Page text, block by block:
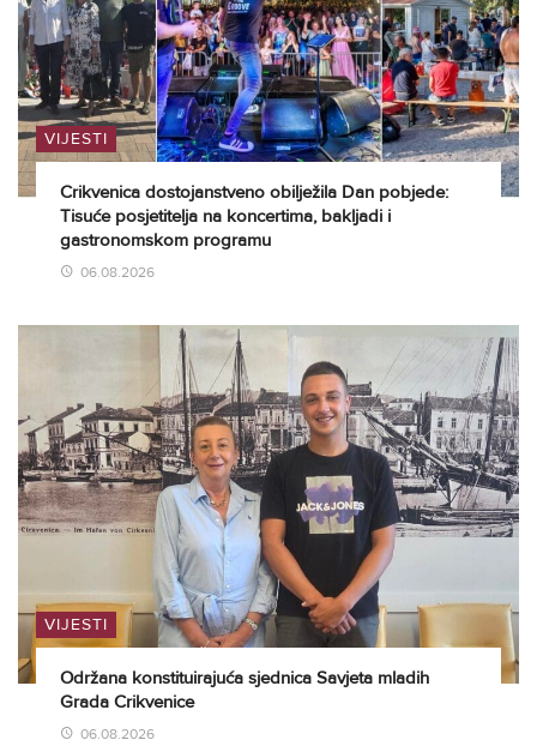
VIJESTI
Crikvenica dostojanstveno obilježila Dan pobjede:
Tisuće posjetitelja na koncertima, bakljadi i
gastronomskom programu
06.08.2026
VIJESTI
Održana konstituirajuća sjednica Savjeta mladih
Grada Crikvenice
06.08.2026